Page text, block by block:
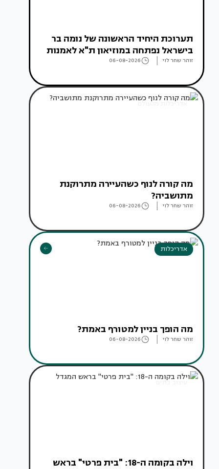
תערוכת היחיד הראשונה של נומה בר
בישראל נפתחה במוזיאון ת"א לאמנות
זוהר שחר לוי 06-08-2026
אדריכלות מהעולם
מה קורה לנוף כשהעיירה מתרוקנת
מתושביה?
זוהר שחר לוי 06-08-2026
אדריכלות
מה הופך בניין למטורף באמת?
זוהר שחר לוי 06-08-2026
עיצוב בתים
וילה בקומה ה-18: "בית פרטי" בראש